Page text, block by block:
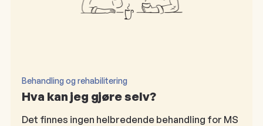
Behandling og rehabilitering
Hva kan jeg gjøre selv?
Det finnes ingen helbredende behandling for MS